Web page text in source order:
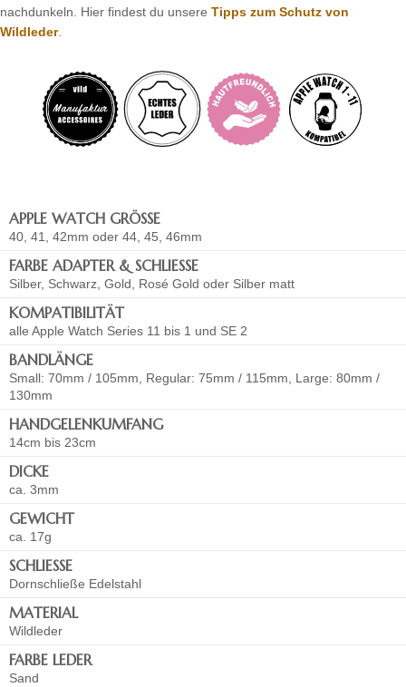
nachdunkeln. Hier findest du unsere Tipps zum Schutz von
Wildleder.
APPLE WATCH GRÖSSE
40, 41, 42mm oder 44, 45, 46mm
FARBE ADAPTER & SCHLIESSE
Silber, Schwarz, Gold, Rosé Gold oder Silber matt
KOMPATIBILITÄT
alle Apple Watch Series 11 bis 1 und SE 2
BANDLÄNGE
Small: 70mm / 105mm, Regular: 75mm / 115mm, Large: 80mm /
130mm
HANDGELENKUMFANG
14cm bis 23cm
DICKE
ca. 3mm
GEWICHT
ca. 17g
SCHLIESSE
Dornschließe Edelstahl
MATERIAL
Wildleder
FARBE LEDER
Sand